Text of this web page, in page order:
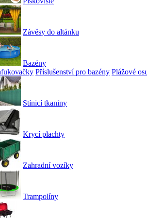
Závěsy do altánku
Bazény
Příslušenství pro bazény Plážové
Stínicí tkaniny
Krycí plachty
Zahradní vozíky
Trampolíny